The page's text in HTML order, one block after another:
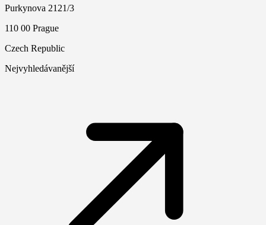
Purkynova 2121/3
110 00 Prague
Czech Republic
Nejvyhledávanější